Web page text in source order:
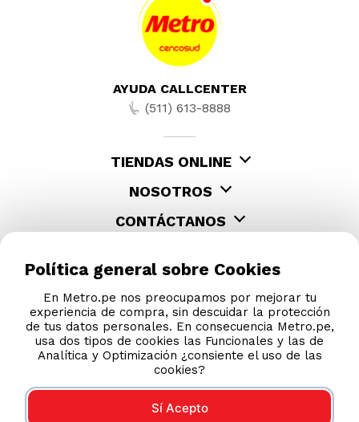
AYUDA CALLCENTER
(511) 613-8888
TIENDAS ONLINE
NOSOTROS
CONTÁCTANOS
COMPRAS 100% SEGURAS
Política general sobre Cookies
En Metro.pe nos preocupamos por mejorar tu
experiencia de compra, sin descuidar la protección
de tus datos personales. En consecuencia Metro.pe,
usa dos tipos de cookies las Funcionales y las de
Analítica y Optimización ¿consiente el uso de las
cookies?
Sí Acepto